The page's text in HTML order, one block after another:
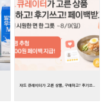
자드 큐레이터가 고른 상품, 구매하고! 후기쓰..